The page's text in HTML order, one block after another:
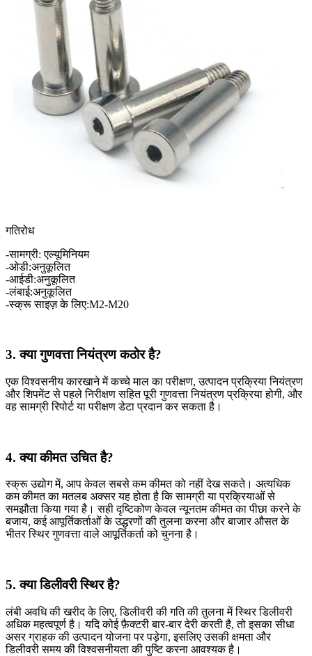
गतिरोध
-सामग्री: एल्यूमिनियम
-ओडी:अनुकूलित
-आईडी:अनुकूलित
-लंबाई:अनुकूलित
-स्क्रू साइज़ के लिए:M2-M20
3. क्या गुणवत्ता नियंत्रण कठोर है?
एक विश्वसनीय कारखाने में कच्चे माल का परीक्षण, उत्पादन प्रक्रिया नियंत्रण
और शिपमेंट से पहले निरीक्षण सहित पूरी गुणवत्ता नियंत्रण प्रक्रिया होगी, और
वह सामग्री रिपोर्ट या परीक्षण डेटा प्रदान कर सकता है।
4. क्या कीमत उचित है?
स्क्रू उद्योग में, आप केवल सबसे कम कीमत को नहीं देख सकते। अत्यधिक
कम कीमत का मतलब अक्सर यह होता है कि सामग्री या प्रक्रियाओं से
समझौता किया गया है। सही दृष्टिकोण केवल न्यूनतम कीमत का पीछा करने के
बजाय, कई आपूर्तिकर्ताओं के उद्धरणों की तुलना करना और बाजार औसत के
भीतर स्थिर गुणवत्ता वाले आपूर्तिकर्ता को चुनना है।
5. क्या डिलीवरी स्थिर है?
लंबी अवधि की खरीद के लिए, डिलीवरी की गति की तुलना में स्थिर डिलीवरी
अधिक महत्वपूर्ण है। यदि कोई फ़ैक्टरी बार-बार देरी करती है, तो इसका सीधा
असर ग्राहक की उत्पादन योजना पर पड़ेगा, इसलिए उसकी क्षमता और
डिलीवरी समय की विश्वसनीयता की पुष्टि करना आवश्यक है।